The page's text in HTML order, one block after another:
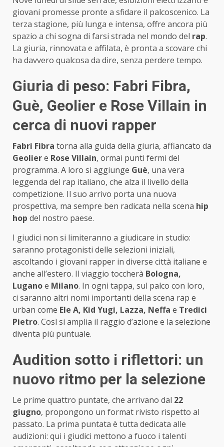
giovani promesse pronte a sfidare il palcoscenico. La
terza stagione, più lunga e intensa, offre ancora più
spazio a chi sogna di farsi strada nel mondo del rap.
La giuria, rinnovata e affilata, è pronta a scovare chi
ha davvero qualcosa da dire, senza perdere tempo.
Giuria di peso: Fabri Fibra,
Guè, Geolier e Rose Villain in
cerca di nuovi rapper
Fabri Fibra torna alla guida della giuria, affiancato da
Geoliere Rose Villain, ormai punti fermi del
programma. A loro si aggiunge Guè, una vera
leggenda del rap italiano, che alza il livello della
competizione. Il suo arrivo porta una nuova
prospettiva, ma sempre ben radicata nella scena hip
hop del nostro paese.
I giudici non si limiteranno a giudicare in studio:
saranno protagonisti delle selezioni iniziali,
ascoltando i giovani rapper in diverse città italiane e
anche all’estero. Il viaggio toccherà Bologna,
Luganoe Milano. In ogni tappa, sul palco con loro,
ci saranno altri nomi importanti della scena rap e
urban come Ele A, Kid Yugi, Lazza, Neffa e Tredici
Pietro. Così si amplia il raggio d’azione e la selezione
diventa più puntuale.
Audition sotto i riflettori: un
nuovo ritmo per la selezione
Le prime quattro puntate, che arrivano dal 22
giugno, propongono un format rivisto rispetto al
passato. La prima puntata è tutta dedicata alle
audizioni: qui i giudici mettono a fuoco i talenti